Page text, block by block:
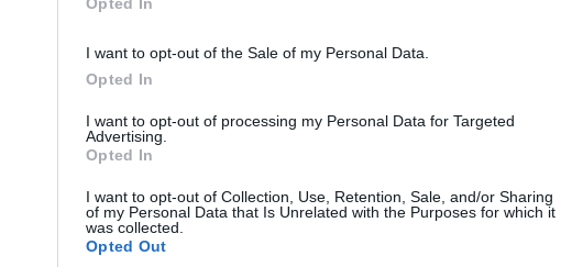
I want to opt-out of the Sale of my Personal Data.
Opted In
I want to opt-out of processing my Personal Data for Targeted
Advertising.
Opted In
I want to opt-out of Collection, Use, Retention, Sale, and/or Sharing
of my Personal Data that Is Unrelated with the Purposes for which it
was collected.
Opted Out